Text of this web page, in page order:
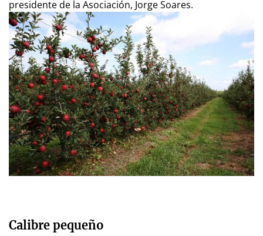
presidente de la Asociación, Jorge Soares.
Calibre pequeño